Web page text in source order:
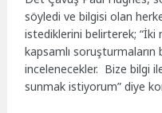
söyledi ve bilgisi olan
istediklerini belirterek;
kapsamlı
incelenecekler. Bize bilgi
sunmak istiyorum” diye